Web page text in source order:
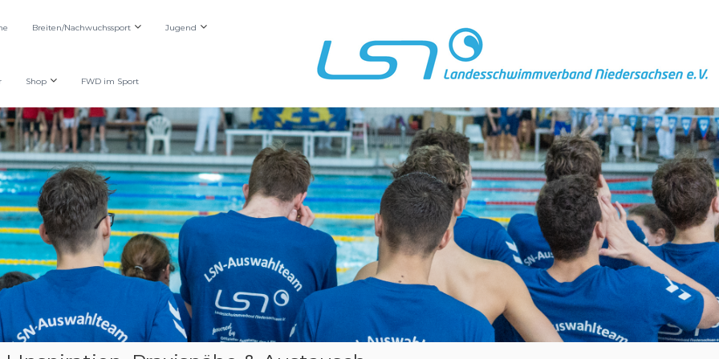
Breiten/Nachwuchssport Jugend
Shop FWD im Sport